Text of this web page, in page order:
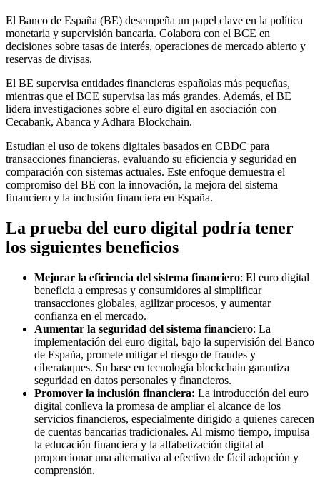
El Banco de España (BE) desempeña un papel clave en la política
monetaria y supervisión bancaria. Colabora con el BCE en
decisiones sobre tasas de interés, operaciones de mercado abierto y
reservas de divisas.
El BE supervisa entidades financieras españolas más pequeñas,
mientras que el BCE supervisa las más grandes. Además, el BE
lidera investigaciones sobre el euro digital en asociación con
Cecabank, Abanca y Adhara Blockchain.
Estudian el uso de tokens digitales basados en CBDC para
transacciones financieras, evaluando su eficiencia y seguridad en
comparación con sistemas actuales. Este enfoque demuestra el
compromiso del BE con la innovación, la mejora del sistema
financiero y la inclusión financiera en España.
La prueba del euro digital podría tener
los siguientes beneficios
Mejorar la eficiencia del sistema financiero: El euro digital
beneficia a empresas y consumidores al simplificar
transacciones globales, agilizar procesos, y aumentar
confianza en el mercado.
Aumentar la seguridad del sistema financiero: La
implementación del euro digital, bajo la supervisión del Banco
de España, promete mitigar el riesgo de fraudes y
ciberataques. Su base en tecnología blockchain garantiza
seguridad en datos personales y financieros.
Promover la inclusión financiera: La introducción del euro
digital conlleva la promesa de ampliar el alcance de los
servicios financieros, especialmente dirigido a quienes carecen
de cuentas bancarias tradicionales. Al mismo tiempo, impulsa
la educación financiera y la alfabetización digital al
proporcionar una alternativa al efectivo de fácil adopción y
comprensión.